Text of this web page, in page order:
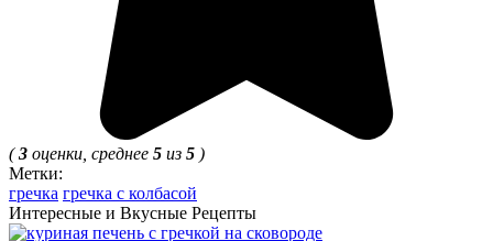
(3 оценки, среднее 5 из 5 )
Метки:
гречка гречка с колбасой
Интересные и Вкусные Рецепты